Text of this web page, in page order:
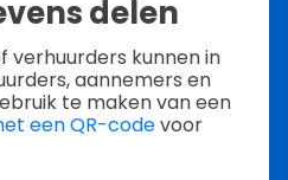
delen
verhuurders kunnen in
aannemers en
te maken van een
een QR-codevoor